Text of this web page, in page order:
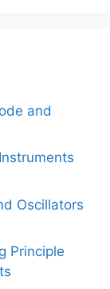
and
Oscillators
Principle